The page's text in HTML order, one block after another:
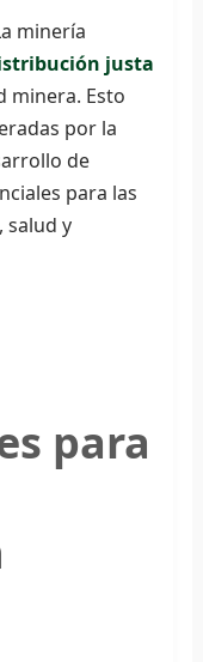
minería
justa
minera. Esto
por la
de
para las
salud y
para